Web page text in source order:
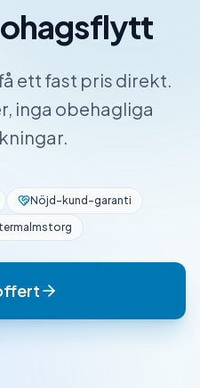
ett fast pris direkt.
inga obehagliga
Nöjd-kund-garanti